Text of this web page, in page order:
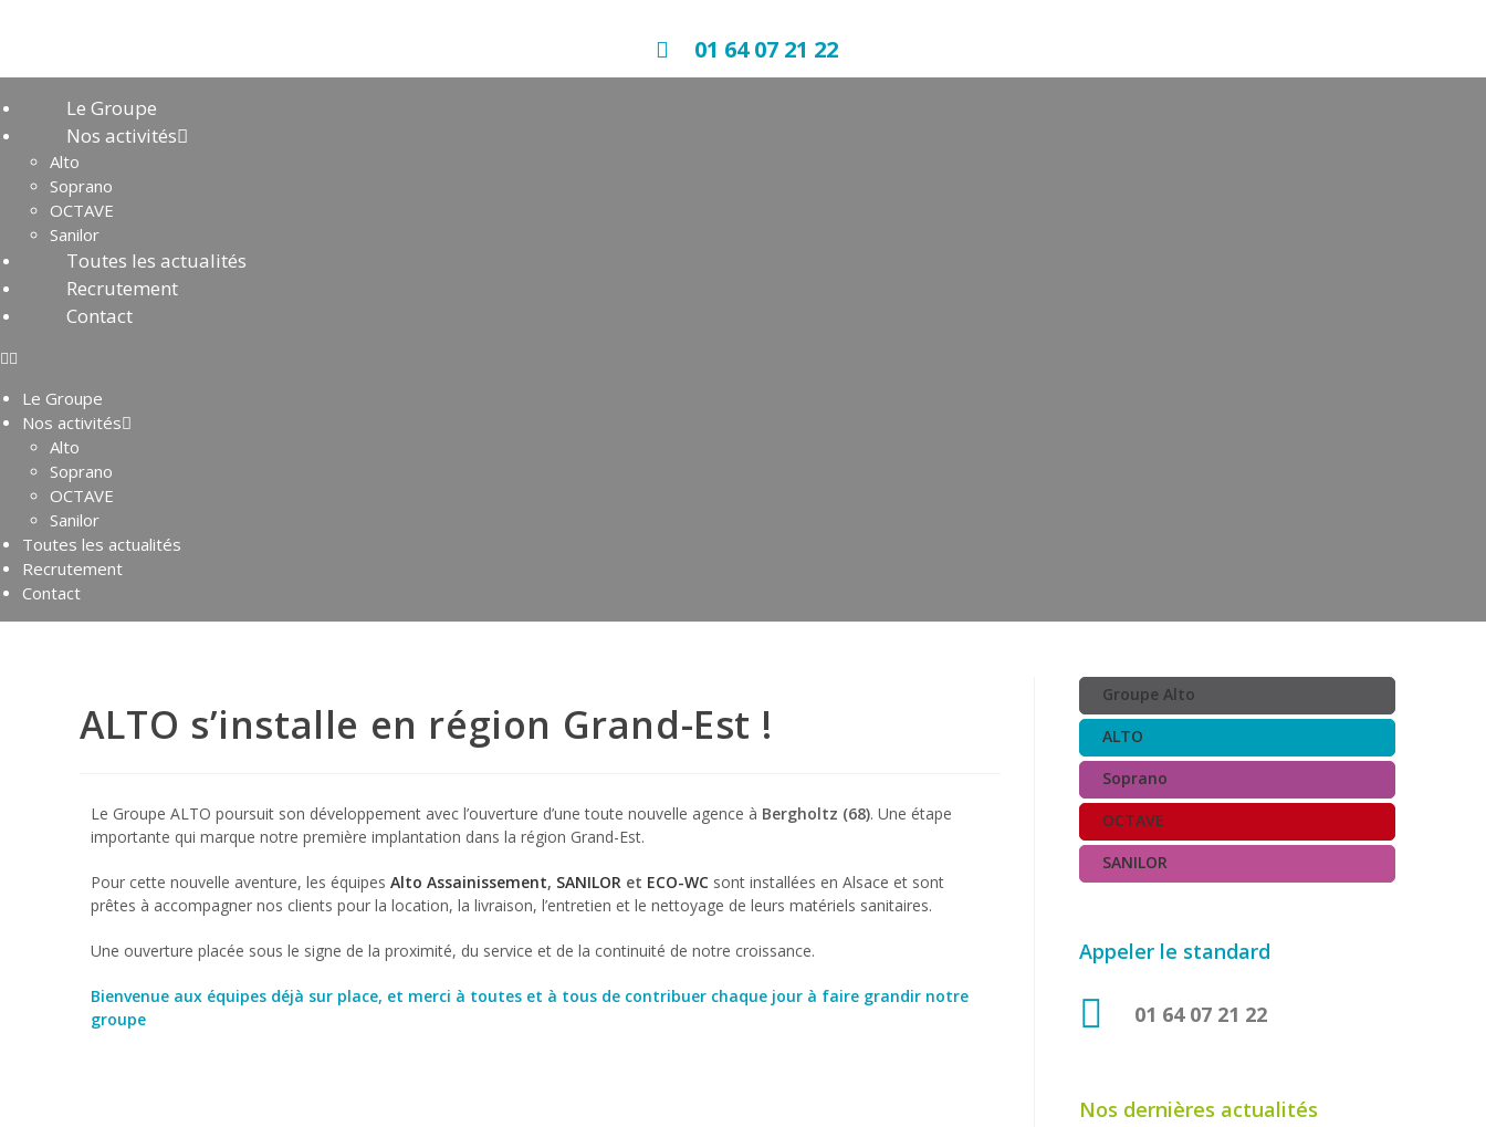
01 64 07 21 22
Le Groupe
Nos activités
Alto
Soprano
OCTAVE
Sanilor
Toutes les actualités
Recrutement
Contact
Le Groupe
Nos activités
Alto
Soprano
OCTAVE
Sanilor
Toutes les actualités
Recrutement
Contact
ALTO s’installe en région Grand-Est !
Le Groupe ALTO poursuit son développement avec l’ouverture d’une toute nouvelle agence à Bergholtz (68). Une étape
importante qui marque notre première implantation dans la région Grand-Est.
Pour cette nouvelle aventure, les équipes Alto Assainissement, SANILOR et ECO-WC sont installées en Alsace et sont
prêtes à accompagner nos clients pour la location, la livraison, l’entretien et le nettoyage de leurs matériels sanitaires.
Une ouverture placée sous le signe de la proximité, du service et de la continuité de notre croissance.
Bienvenue aux équipes déjà sur place, et merci à toutes et à tous de contribuer chaque jour à faire grandir notre
groupe
Groupe Alto
ALTO
Soprano
OCTAVE
SANILOR
Appeler le standard
01 64 07 21 22
Nos dernières actualités